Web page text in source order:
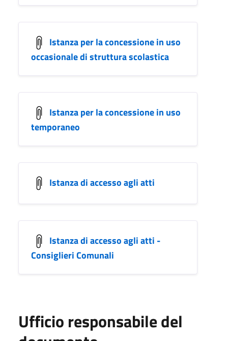
Istanza per la concessione in uso
occasionale di struttura scolastica
Istanza per la concessione in uso
temporaneo
Istanza di accesso agli atti
Istanza di accesso agli atti -
Consiglieri Comunali
Ufficio responsabile del